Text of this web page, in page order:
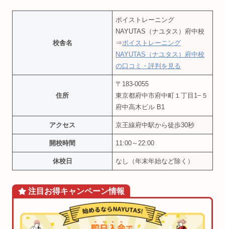
校舎名
ボイストレーニング
NAYUTAS（ナユタス）府中校
⇒ボイストレーニング
NAYUTAS（ナユタス）府中校
の口コミ・評判を見る
住所
〒183-0055
東京都府中市府中町１丁目1−５
府中高木ビル B1
アクセス 京王線府中駅から徒歩30秒
開校時間 11:00～22:00
休校日 なし（年末年始など除く）
注目お得キャンペーン情報